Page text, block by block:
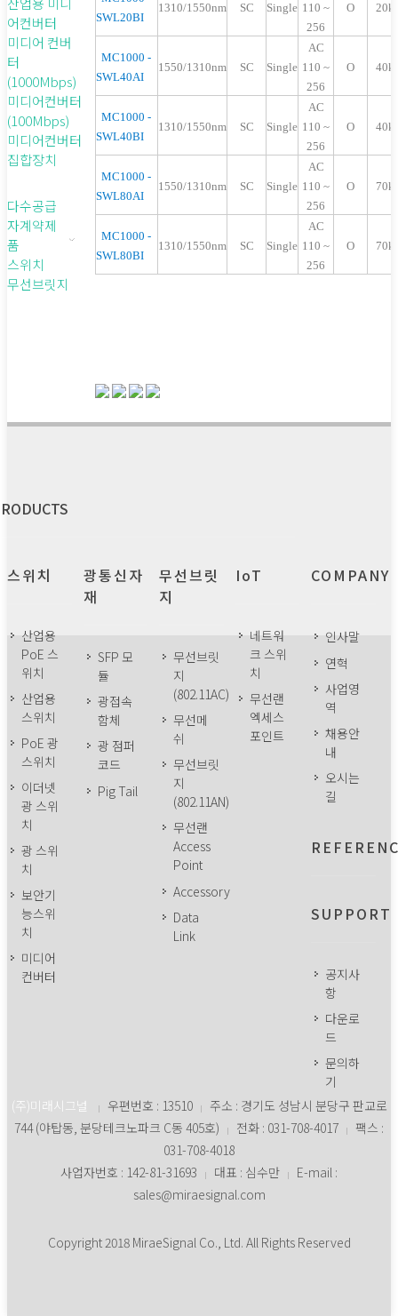
어컨버터
미디어 컨버
터
(1000Mbps)
미디어컨버터
(100Mbps)
미디어컨버터
집합장치
다수공급
자계약제
품
스위치
무선브릿지
SWL20BI
1310/1550nm SC Single 110 ~
256
O
MC1000 -
SWL40AI
1550/1310nm SC Single
AC
110 ~
256
O
MC1000 -
SWL40BI
1310/1550nm SC Single
AC
110 ~
256
O
MC1000 -
SWL80AI
1550/1310nm SC Single
AC
110 ~
256
O 7
MC1000 -
SWL80BI
1310/1550nm SC Single
AC
110 ~
256
O 7
스위치
산업용
PoE 스
위치
산업용
스위치
PoE 광
스위치
이더넷
광 스위
치
광 스위
치
보안기
능스위
치
미디어
컨버터
광통신자
재
SFP 모
듈
광접속
함체
광 점퍼
코드
Pig Tail
무선브릿
지
무선브릿
지
(802.11AC)
무선메
쉬
무선브릿
지
(802.11AN)
무선랜
Access
Point
Accessory
Data
Link
IoT
네트워
크 스위
치
무선랜
엑세스
포인트
COMPANY
인사말
연혁
사업영
역
채용안
내
오시는
길
SUPPORT
공지사
항
다운로
드
문의하
기
(주)미래시그널
| 우편번호 : 13510 |
주소 : 경기도 성남시 분당구 판교로
744 (야탑동, 분당테크노파크 C동 405호)
| 전화 : 031-708-4017 |
팩스 :
031-708-4018
사업자번호 : 142-81-31693
| 대표 : 심수만 |
E-mail :
sales@miraesignal.com
Copyright 2018 MiraeSignal Co., Ltd. All Rights Reserved